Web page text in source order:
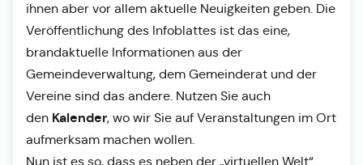
ihnen aber vor allem aktuelle Neuigkeiten geben. Die
Veröffentlichung des Infoblattes ist das eine,
brandaktuelle Informationen aus der
Gemeindeverwaltung, dem Gemeinderat und der
Vereine sind das andere. Nutzen Sie auch
den Kalender, wo wir Sie auf Veranstaltungen im Ort
aufmerksam machen wollen.
Nun ist es so, dass es neben der „virtuellen Welt“